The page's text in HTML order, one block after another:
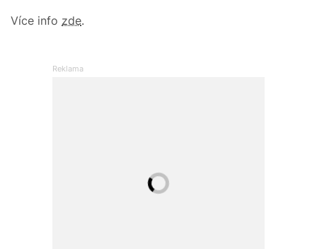
Více info zde.